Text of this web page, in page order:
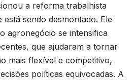
a reforma trabalhista
sendo desmontado. Ele
agronegócio se intensifica
que ajudaram a tornar
mais flexível e competitivo,
políticas equivocadas. A